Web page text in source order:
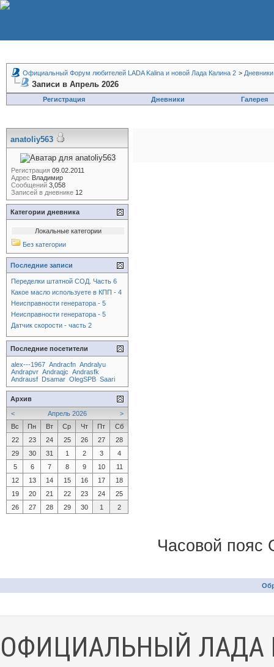
Официальный Форум любителей LADA Kalina и новой Лада Калина 2 > Дневники
Записи в Апрель 2026
Регистрация Дневники Галерея
anatoliy563
Регистрация 09.02.2011
Адрес Владимир
Сообщений 3,058
Записей в дневнике 12
Категории дневника
Локальные категории
Без категории
Последние записи
Переделки штатной СОД. Часть 6
Какое масло используете в КПП - 4
Неисправности генератора - 5
Неисправности генератора - 5
Датчик скорости - часть 2
Последние посетители
alex---1967 Andracfn Andralyu
Andrapvr Andraqjc Andrasfk
Andrausf Dsamar OlegSPB Saari
Архив
<
>
Апрель 2026
Вс
Пн Вт Ср Чт Пт
Сб
22
23 24 25 26 27
28
29
30 31 1 2 3
4
5
6 7 8 9 10
11
12
13 14 15 16 17
18
19
20 21 22 23 24
25
26
27 28 29 30 1 2
Часовой пояс
ОФИЦИАЛЬНЫЙ ЛАДА